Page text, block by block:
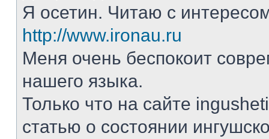
Я осетин. Читаю с
http://www.ironau.ru
Меня очень беспокоит
нашего языка.
Только что на сайте
статью о состоянии